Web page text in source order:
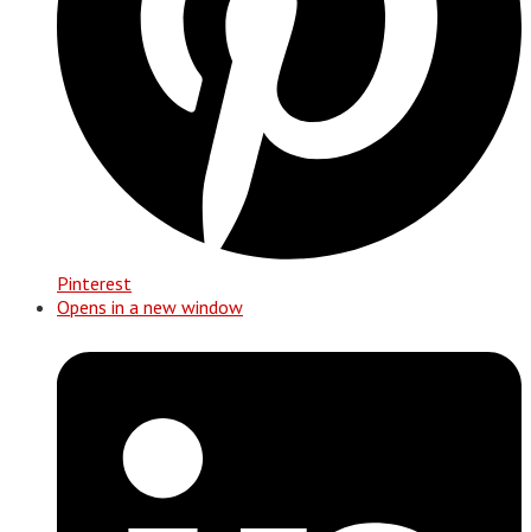
Pinterest
Opens in a new window